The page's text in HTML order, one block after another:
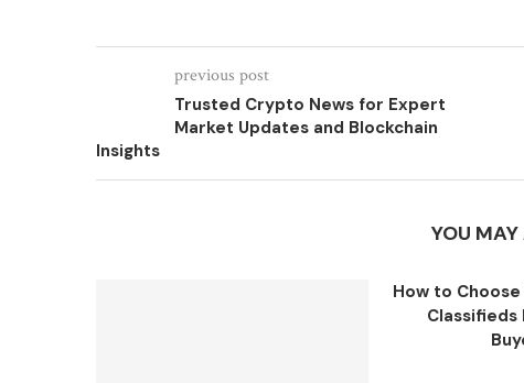
previous post
Trusted Crypto News for Expert
Market Updates and Blockchain
Insights
YOU
How to